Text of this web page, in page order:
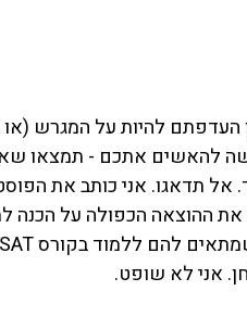
העדפתם להיות על המגרש
להאשים אתכם - תמצאו
אל תדאגו. אני כותב את
את ההוצאה הכפולה על הכנה
אני לא שופט.